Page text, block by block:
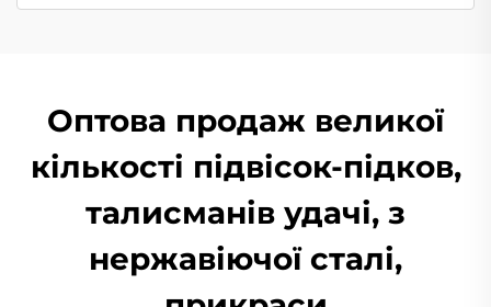
Оптова продаж великої
кількості підвісок-підков,
талисманів удачі, з
нержавіючої сталі,